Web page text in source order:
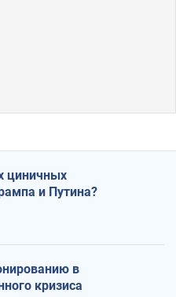
циничных
и Путина?
в
кризиса